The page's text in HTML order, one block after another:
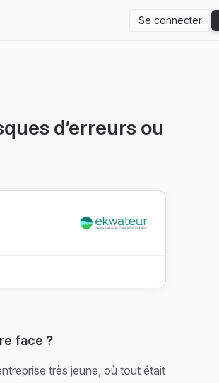
Se connecter
d’erreurs ou
face ?
très jeune, où tout était